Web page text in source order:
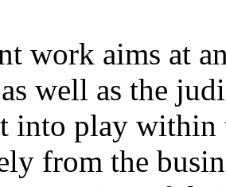
work aims at
well as the
into play within
from the